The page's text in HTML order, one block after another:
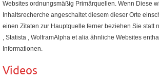
Websites ordnungsmäßig Primärquellen. Wenn Diese
Inhaltsrecherche angeschaltet diesem dieser Orte
einen Zitaten zur Hauptquelle ferner beziehen Sie statt
, Statista , WolframAlpha et alia ähnliche Websites
Informationen.
Videos